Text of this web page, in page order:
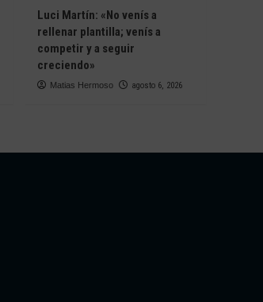
Luci Martín: «No venís a
rellenar plantilla; venís a
competir y a seguir
creciendo»
Matias Hermoso agosto 6, 2026